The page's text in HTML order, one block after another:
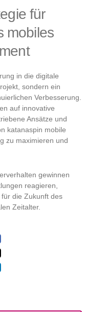
für
mobiles
in die digitale
sondern ein
Verbesserung.
auf innovative
Ansätze und
katanaspin mobile
zu maximieren und
gewinnen
reagieren,
die Zukunft des
Zeitalter.